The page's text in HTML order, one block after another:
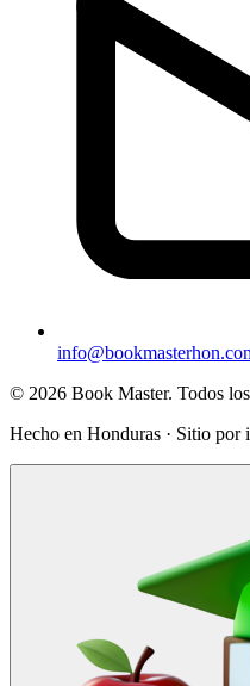
© 2026 Book Master. Todos los
Hecho en Honduras · Sitio por